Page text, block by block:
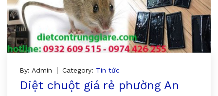
By: Admin Category: Tin tức
Diệt chuột giá rẻ phường An